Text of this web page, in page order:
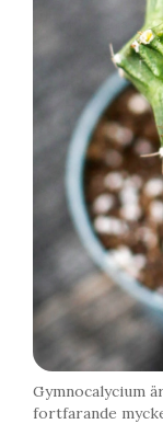
Gymnocalycium
fortfarande